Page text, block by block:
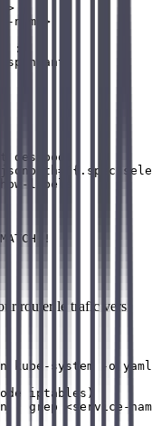
name>
:
pods
labels
router le trafic vers
kube-system -o
iptables)
| grep <service-